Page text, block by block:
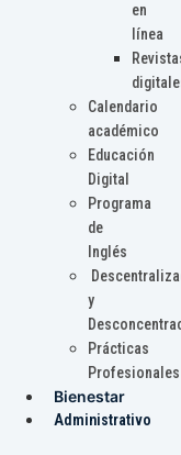
en
línea
Calendario
académico
Educación
Digital
Programa
de
Inglés
y
Prácticas
Profesionales
Bienestar
Administrativo